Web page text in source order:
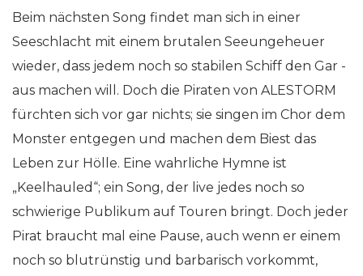
Beim nächsten Song findet man sich in einer
Seeschlacht mit einem brutalen Seeungeheuer
wieder, dass jedem noch so stabilen Schiff den Gar -
aus machen will. Doch die Piraten von ALESTORM
fürchten sich vor gar nichts; sie singen im Chor dem
Monster entgegen und machen dem Biest das
Leben zur Hölle. Eine wahrliche Hymne ist
„Keelhauled“; ein Song, der live jedes noch so
schwierige Publikum auf Touren bringt. Doch jeder
Pirat braucht mal eine Pause, auch wenn er einem
noch so blutrünstig und barbarisch vorkommt,